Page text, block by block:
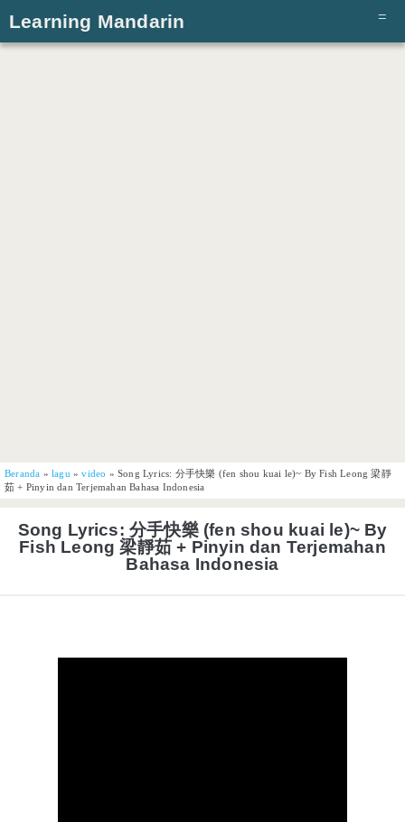
Learning Mandarin
Beranda »lagu »video »Song Lyrics: 分手快樂 (fen shou kuai le)~ By Fish Leong 梁靜
茹 + Pinyin dan Terjemahan Bahasa Indonesia
Song Lyrics: 分手快樂 (fen shou kuai le)~ By
Fish Leong 梁靜茹 + Pinyin dan Terjemahan
Bahasa Indonesia